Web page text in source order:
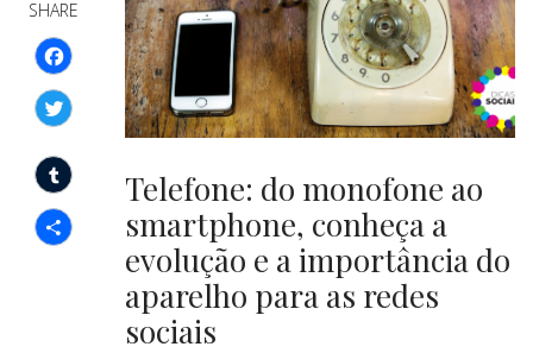
SHARE
Facebook
Twitter
Tumblr
Compartilhar
Telefone: do monofone ao
smartphone, conheça a
evolução e a importância do
aparelho para as redes
sociais